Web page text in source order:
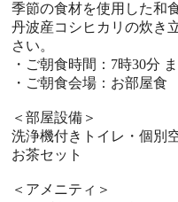
季節の食材を使用した和
丹波産コシヒカリの炊き
さい。
・ご朝食時間：7時30分
・ご朝食会場：お部屋食
＜部屋設備＞
洗浄機付きトイレ・個別
お茶セット
＜アメニティ＞